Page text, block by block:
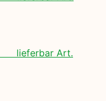
lieferbar Art.